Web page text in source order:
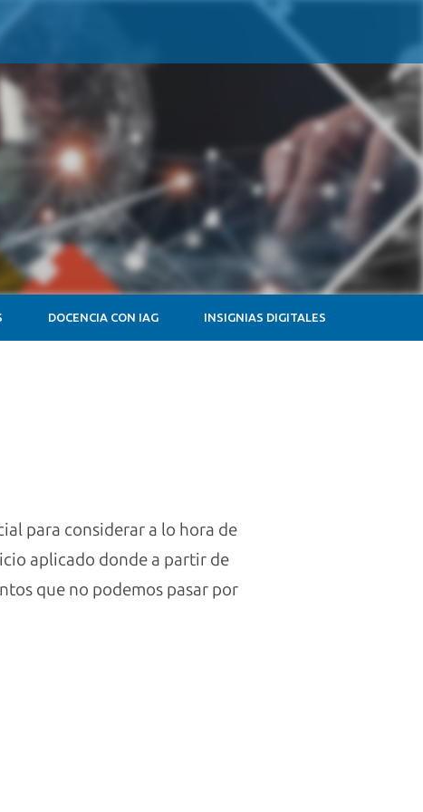
DOCENCIA CON IAG INSIGNIAS DIGITALES
para considerar a lo hora de
aplicado donde a partir de
que no podemos pasar por